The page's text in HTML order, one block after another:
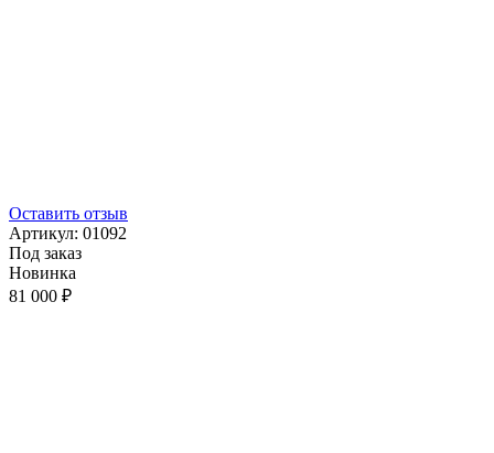
Оставить отзыв
Артикул: 01092
Под заказ
Новинка
81 000 ₽